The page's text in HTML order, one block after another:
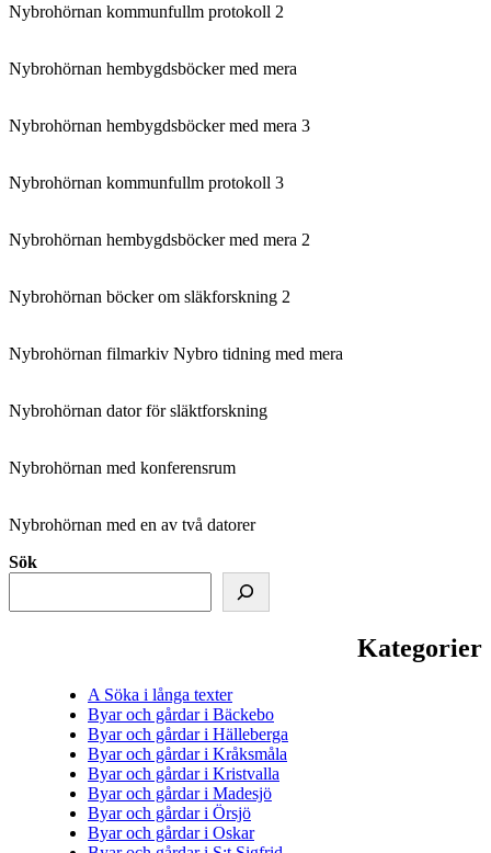
Nybrohörnan kommunfullm protokoll 2
Nybrohörnan hembygdsböcker med mera
Nybrohörnan hembygdsböcker med mera 3
Nybrohörnan kommunfullm protokoll 3
Nybrohörnan hembygdsböcker med mera 2
Nybrohörnan böcker om släkforskning 2
Nybrohörnan filmarkiv Nybro tidning med mera
Nybrohörnan dator för släktforskning
Nybrohörnan med konferensrum
Nybrohörnan med en av två datorer
Sök
Kategorier
A Söka i långa texter
Byar och gårdar i Bäckebo
Byar och gårdar i Hälleberga
Byar och gårdar i Kråksmåla
Byar och gårdar i Kristvalla
Byar och gårdar i Madesjö
Byar och gårdar i Örsjö
Byar och gårdar i Oskar